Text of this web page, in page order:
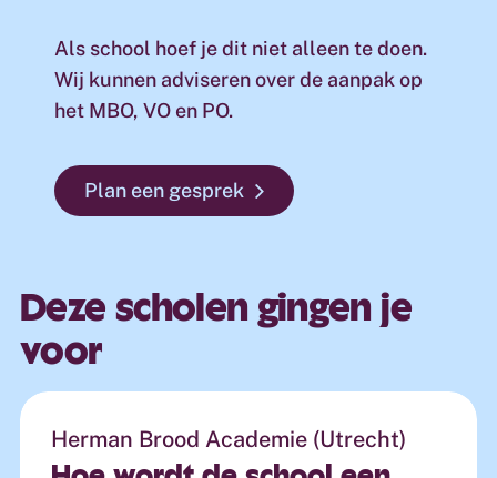
Als school hoef je dit niet alleen te doen.
Wij kunnen adviseren over de aanpak op
het MBO, VO en PO.
Plan een gesprek
Deze scholen gingen je
voor
Herman Brood Academie (Utrecht)